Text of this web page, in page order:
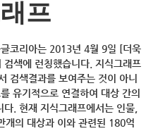
프
코리아는 2013년 4월 9일 [더욱
색에 런칭했습니다. 지식그래프
검색결과를 보여주는 것이 아니
유기적으로 연결하여 대상 간의
. 현재 지식그래프에서는 인물,
개의 대상과 이와 관련된 180억